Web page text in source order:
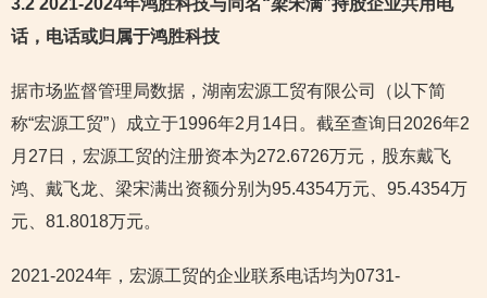
3.2 2021-2024年鸿胜科技与同名“梁宋满”持股企业共用电
话，电话或归属于鸿胜科技
据市场监督管理局数据，湖南宏源工贸有限公司（以下简
称“宏源工贸”）成立于1996年2月14日。截至查询日2026年2
月27日，宏源工贸的注册资本为272.6726万元，股东戴飞
鸿、戴飞龙、梁宋满出资额分别为95.4354万元、95.4354万
元、81.8018万元。
2021-2024年，宏源工贸的企业联系电话均为0731-